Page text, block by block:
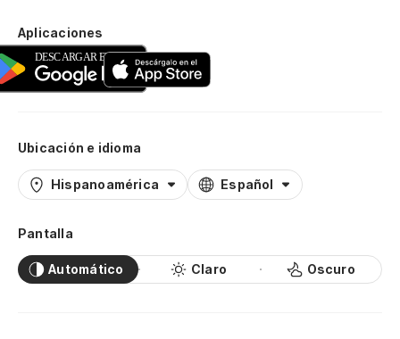
Aplicaciones
Ubicación e idioma
Hispanoamérica Español
Pantalla
Automático Claro Oscuro